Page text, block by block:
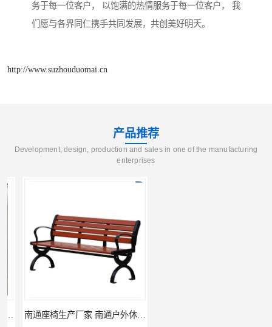
务于每一位客户， 以饱满的热情服务于每一位客户， 我
们愿与各界同仁携手共同发展，共创美好明天。
http://www.suzhouduomai.cn
产品推荐
Development, design, production and sales in one of the manufacturing
enterprises
南通座椅生产厂家 南通户外休闲椅制品厂 南通公园座椅定制价格